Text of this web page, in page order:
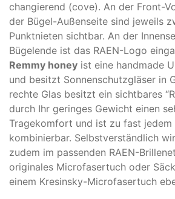
changierend (cove). An der Front-
der Bügel-Außenseite sind jeweils
Punktnieten sichtbar. An der
Bügelende ist das RAEN-Logo
Remmy honey ist eine handmade
und besitzt Sonnenschutzgläser in
rechte Glas besitzt ein sichtbares
durch Ihr geringes Gewicht einen
Tragekomfort und ist zu fast jedem
kombinierbar. Selbstverständlich
zudem im passenden RAEN-
originales Microfasertuch oder
einem Kresinsky-Microfasertuch